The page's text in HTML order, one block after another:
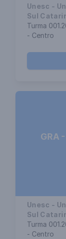
Unesc -
Sul
Turma
- Centro
GRA
Unesc -
Sul
Turma
- Centro